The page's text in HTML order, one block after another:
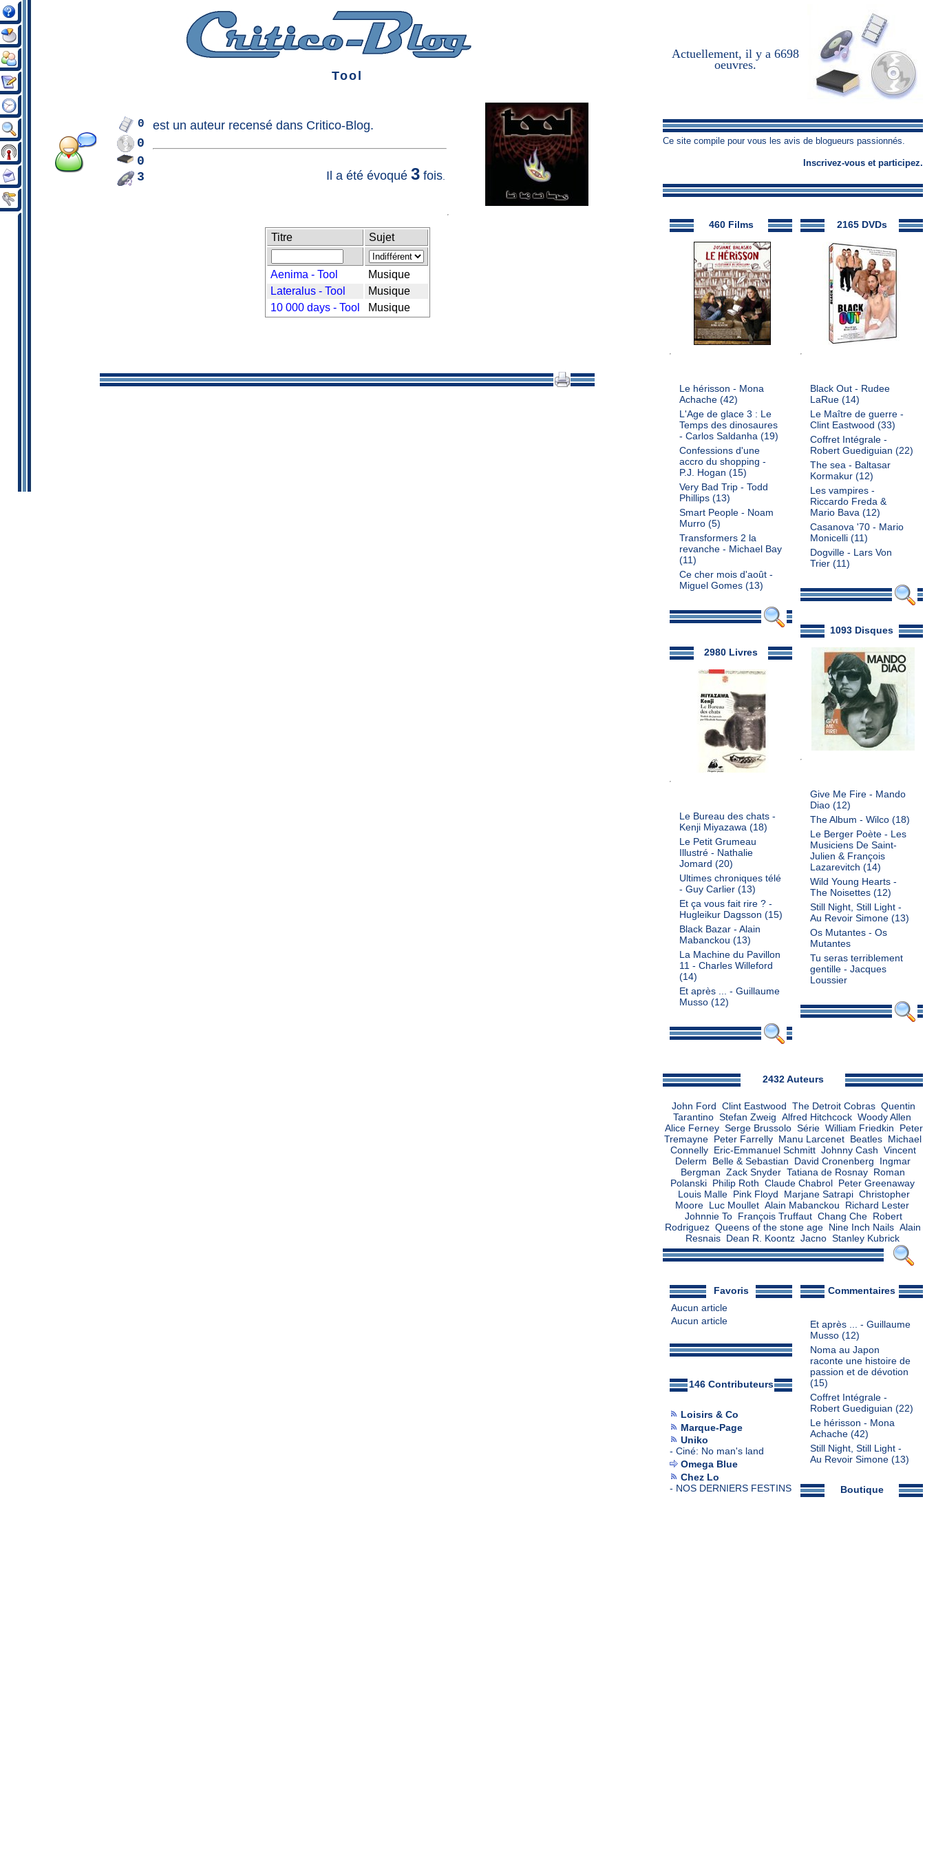
Actuellement, il y a 6698
oeuvres.
Ce site compile pour vous les avis de blogueurs passionnés.
Inscrivez-vous et participez.
2165 DVDs
Black Out - Rudee
LaRue(14)
Le Maître de guerre -
Clint Eastwood (33)
Coffret Intégrale -
Robert Guediguian (22)
The sea - Baltasar
Kormakur(12)
Les vampires -
Riccardo Freda &
Mario Bava(12)
Casanova '70 - Mario
Monicelli(11)
Dogville - Lars Von
Trier(11)
1093 Disques
Give Me Fire - Mando
Diao(12)
The Album - Wilco(18)
Le Berger Poète - Les
Musiciens De Saint-
Julien & François
Lazarevitch (14)
Wild Young Hearts -
The Noisettes(12)
Still Night, Still Light -
Au Revoir Simone(13)
Os Mutantes - Os
Mutantes
Tu seras terriblement
gentille - Jacques
Loussier
460 Films
Le hérisson - Mona
Achache(42)
L'Age de glace 3 : Le
Temps des dinosaures
- Carlos Saldanha(19)
Confessions d'une
accro du shopping -
P.J. Hogan (15)
Very Bad Trip - Todd
Phillips(13)
Smart People - Noam
Murro(5)
Transformers 2 la
revanche - Michael Bay
(11)
Ce cher mois d'août -
Miguel Gomes(13)
2980 Livres
Le Bureau des chats -
Kenji Miyazawa(18)
Le Petit Grumeau
Illustré - Nathalie
Jomard (20)
Ultimes chroniques télé
- Guy Carlier(13)
Et ça vous fait rire ? -
Hugleikur Dagsson (15)
Black Bazar - Alain
Mabanckou (13)
La Machine du Pavillon
11 - Charles Willeford
(14)
Et après ... - Guillaume
Musso(12)
2432 Auteurs
John Ford Clint Eastwood The Detroit Cobras Quentin
Tarantino Stefan Zweig Alfred Hitchcock Woody Allen
Alice Ferney Serge Brussolo Série William Friedkin
Peter
Tremayne
Peter Farrelly Manu Larcenet Beatles
Michael
Connelly
Eric-Emmanuel Schmitt Johnny Cash Vincent
Delerm
Belle & Sebastian David Cronenberg
Ingmar
Bergman Zack Snyder Tatiana de Rosnay
Roman
Polanski
Philip Roth Claude Chabrol
Peter Greenaway
Louis Malle
Pink Floyd Marjane Satrapi Christopher
Moore
Luc Moullet Alain Mabanckou
Richard Lester
Johnnie To
François Truffaut Chang Che
Robert
Rodriguez Queens of the stone age Nine Inch Nails Alain
Resnais
Dean R. Koontz Jacno Stanley Kubrick
Commentaires
Et après ... - Guillaume
Musso(12)
Noma au Japon
raconte une histoire de
passion et de dévotion
(15)
Coffret Intégrale -
Robert Guediguian (22)
Le hérisson - Mona
Achache(42)
Still Night, Still Light -
Au Revoir Simone(13)
Boutique
Favoris
Aucun article
Aucun article
146 Contributeurs
Loisirs & Co
Marque-Page
Uniko
- Ciné: No man's land
Omega Blue
Chez Lo
- NOS DERNIERS FESTINS
Tool
0
0
0
3
est un auteurrecensé dans Critico-Blog.
Il a été évoqué 3fois.
Titre Sujet
Aenima - Tool
Musique
Lateralus - Tool
Musique
10 000 days - Tool
Musique